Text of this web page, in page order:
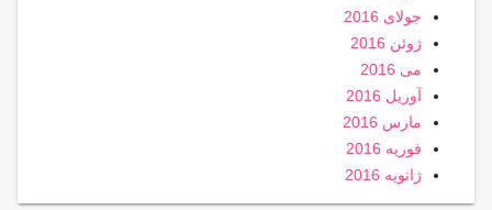
جولای 2016
ژوئن 2016
می 2016
آوریل 2016
مارس 2016
فوریه 2016
ژانویه 2016